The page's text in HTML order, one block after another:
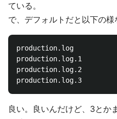
ている。
で、デフォルトだと以下の様
production.log
production.log.1
production.log.2
良い。良いんだけど、3とか